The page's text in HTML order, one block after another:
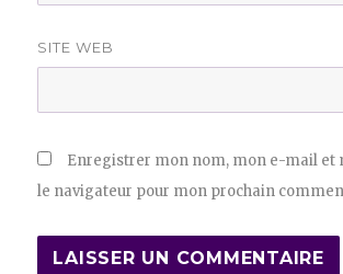
SITE WEB
Enregistrer mon nom, mon e-mail et
le navigateur pour mon prochain